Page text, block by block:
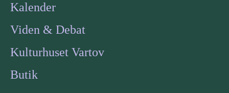
Kalender
Viden & Debat
Kulturhuset Vartov
Butik